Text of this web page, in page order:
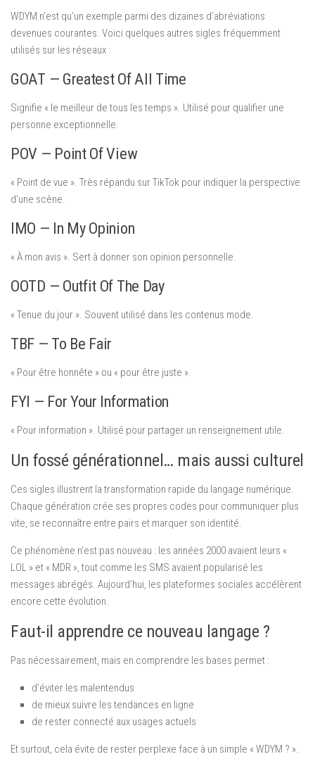
WDYM n’est qu’un exemple parmi des dizaines d’abréviations
devenues courantes. Voici quelques autres sigles fréquemment
utilisés sur les réseaux :
GOAT — Greatest Of All Time
Signifie « le meilleur de tous les temps ». Utilisé pour qualifier une
personne exceptionnelle.
POV — Point Of View
« Point de vue ». Très répandu sur TikTok pour indiquer la perspective
d’une scène.
IMO — In My Opinion
« À mon avis ». Sert à donner son opinion personnelle.
OOTD — Outfit Of The Day
« Tenue du jour ». Souvent utilisé dans les contenus mode.
TBF — To Be Fair
« Pour être honnête » ou « pour être juste ».
FYI — For Your Information
« Pour information ». Utilisé pour partager un renseignement utile.
Un fossé générationnel… mais aussi culturel
Ces sigles illustrent la transformation rapide du langage numérique.
Chaque génération crée ses propres codes pour communiquer plus
vite, se reconnaître entre pairs et marquer son identité.
Ce phénomène n’est pas nouveau : les années 2000 avaient leurs «
LOL » et « MDR », tout comme les SMS avaient popularisé les
messages abrégés. Aujourd’hui, les plateformes sociales accélèrent
encore cette évolution.
Faut-il apprendre ce nouveau langage ?
Pas nécessairement, mais en comprendre les bases permet :
d’éviter les malentendus
de mieux suivre les tendances en ligne
de rester connecté aux usages actuels
Et surtout, cela évite de rester perplexe face à un simple « WDYM ? ».